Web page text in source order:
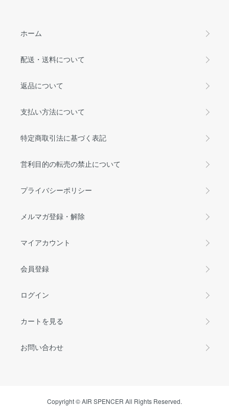
ホーム
配送・送料について
返品について
支払い方法について
特定商取引法に基づく表記
営利目的の転売の禁止について
プライバシーポリシー
メルマガ登録・解除
マイアカウント
会員登録
ログイン
カートを見る
お問い合わせ
Copyright © AIR SPENCER All Rights Reserved.